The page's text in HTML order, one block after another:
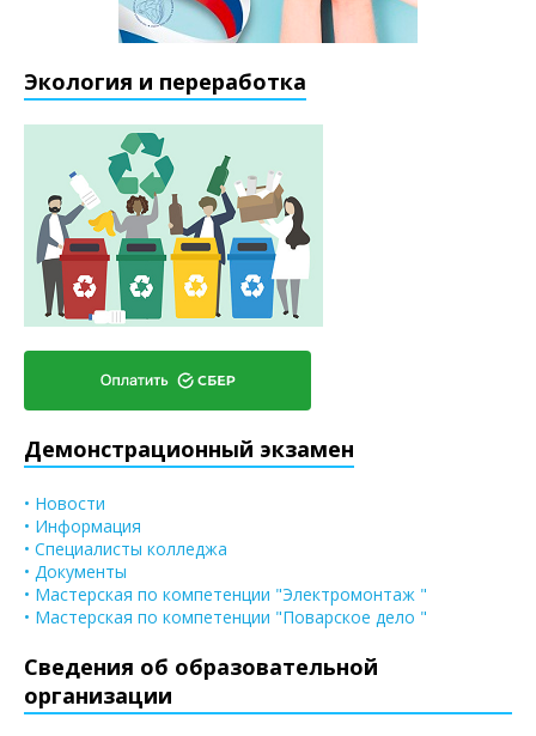
Экология и переработка
Демонстрационный экзамен
• Новости
• Информация
• Специалисты колледжа
• Документы
• Мастерская по компетенции "Электромонтаж "
• Мастерская по компетенции "Поварское дело "
Сведения об образовательной
организации